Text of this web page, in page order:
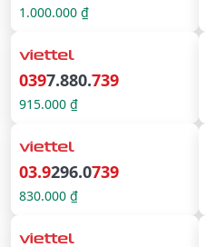
1.000.000 ₫
0397.880.739
915.000 ₫
03.9296.0739
830.000 ₫